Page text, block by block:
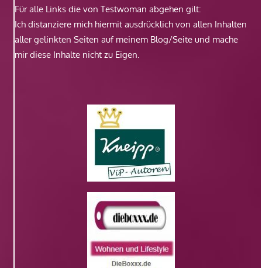
Für alle Links die von Testwoman abgehen gilt:
Ich distanziere mich hiermit ausdrücklich von allen Inhalten
aller gelinkten Seiten auf meinem Blog/Seite und mache
mir diese Inhalte nicht zu Eigen.